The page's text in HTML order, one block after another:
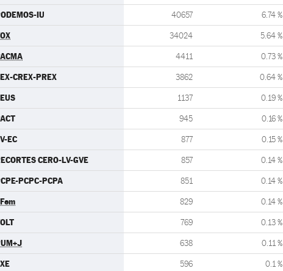
IU 40657 6.74 %
34024 5.64 %
4411 0.73 %
CREX-PREX 3862 0.64 %
1137 0.19 %
945 0.16 %
EC 877 0.15 %
CERO-LV-GVE 857 0.14 %
PCPC-PCPA 851 0.14 %
829 0.14 %
769 0.13 %
638 0.11 %
596 0.1 %